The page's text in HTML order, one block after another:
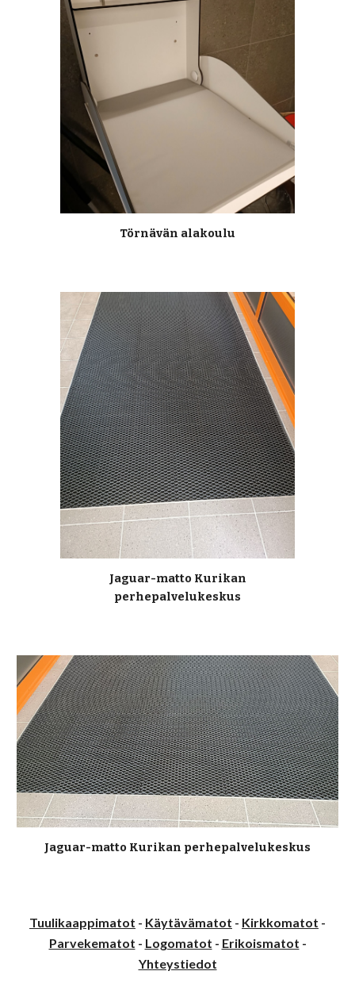
Törnävän alakoulu
Jaguar-matto Kurikan
perhepalvelukeskus
Jaguar-matto Kurikan perhepalvelukeskus
Tuulikaappimatot - Käytävämatot - Kirkkomatot -
Parvekematot - Logomatot - Erikoismatot -
Yhteystiedot